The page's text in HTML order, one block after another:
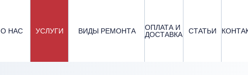
О НАС УСЛУГИ ВИДЫ РЕМОНТА
ОПЛАТА И
ДОСТАВКА
СТАТЬИ